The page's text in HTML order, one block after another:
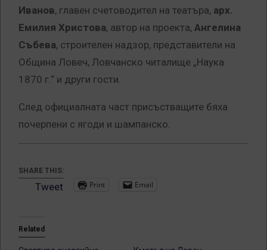
Иванов, главен счетоводител на театъра, арх.
Емилия Христова, автор на проекта, Ангелина
Събева, строителен надзор, представители на
Община Ловеч, Ловчанско читалище „Наука
1870 г.“ и други гости.
След официалната част присъстващите бяха
почерпени с ягоди и шампанско.
SHARE THIS:
Tweet Print Email
Related